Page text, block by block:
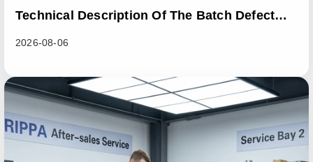
Technical Description Of The Batch Defect
2026-08-06